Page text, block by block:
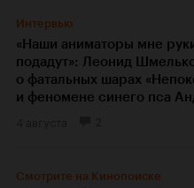
Интервью
«Наши аниматоры мне
подадут»: Леонид
о фатальных шарах
и феномене синего пса
Смотрите на Кинопоиске